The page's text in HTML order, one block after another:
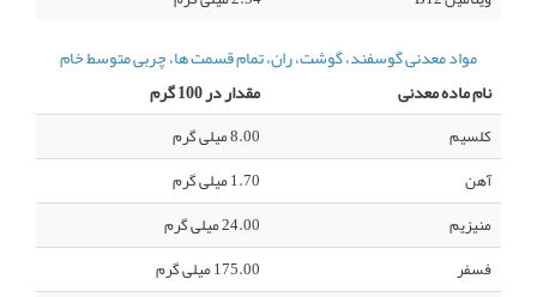
مواد معدنی گوسفند، گوشت، ران، تمام قسمت ها، چربی متوسط خام
نام ماده معدنی
مقدار در 100 گرم
کلسیم
8.00 میلی گرم
آهن
1.70 میلی گرم
منیزیم
24.00 میلی گرم
فسفر
175.00 میلی گرم